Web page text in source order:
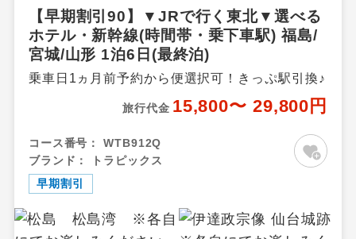
【早期割引90】▼JRで行く東北▼選べる
ホテル・新幹線(時間帯・乗下車駅) 福島/
宮城/山形 1泊6日(最終泊)
乗車日1ヵ月前予約から便選択可！きっぷ駅引換♪
旅行代金 15,800〜 29,800円
コース番号：
WTB912Q
ブランド：
トラピックス
早期割引